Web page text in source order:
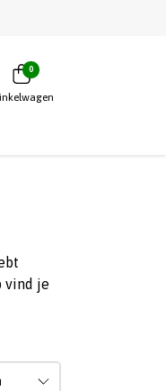
0
vind je